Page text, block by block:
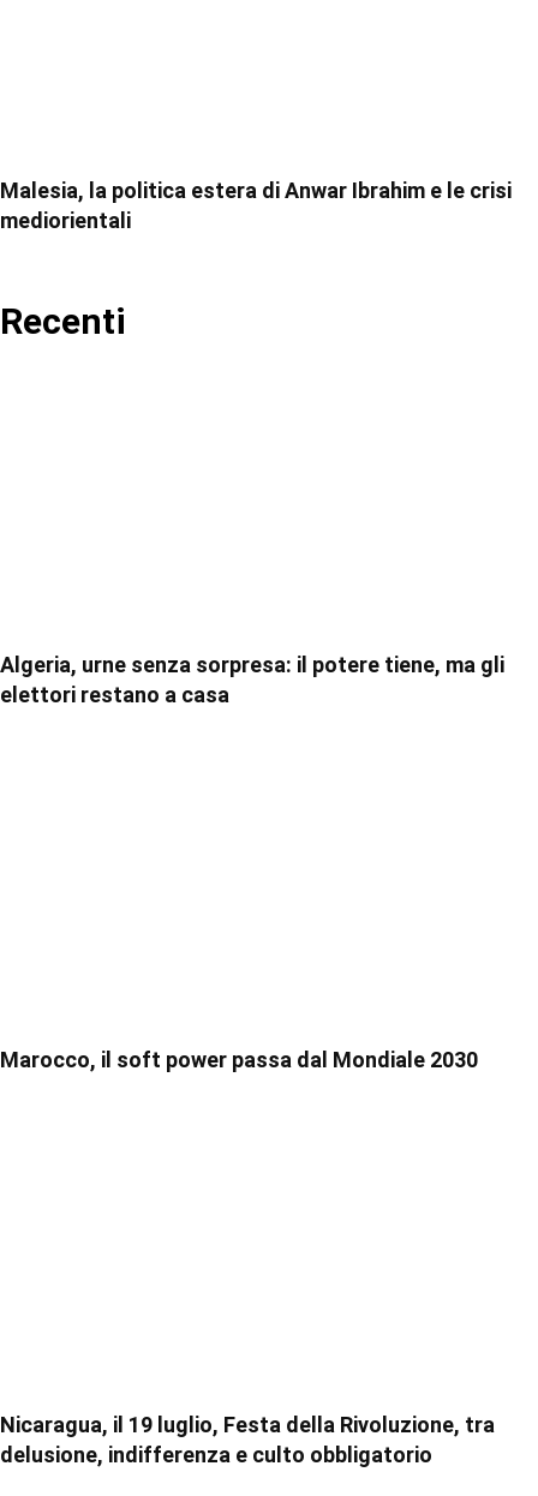
Malesia, la politica estera di Anwar Ibrahim e le crisi
mediorientali
Recenti
Algeria, urne senza sorpresa: il potere tiene, ma gli
elettori restano a casa
Marocco, il soft power passa dal Mondiale 2030
Nicaragua, il 19 luglio, Festa della Rivoluzione, tra
delusione, indifferenza e culto obbligatorio